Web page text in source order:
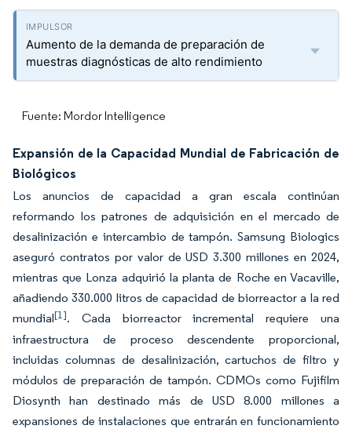
Aumento de la demanda de preparación de
muestras diagnósticas de alto rendimiento
Fuente: Mordor Intelligence
Expansión de la Capacidad Mundial de Fabricación de
Biológicos
Los anuncios de capacidad a gran escala continúan
reformando los patrones de adquisición en el mercado de
desalinización e intercambio de tampón. Samsung Biologics
aseguró contratos por valor de USD 3.300 millones en 2024,
mientras que Lonza adquirió la planta de Roche en Vacaville,
añadiendo 330.000 litros de capacidad de biorreactor a la red
mundial[1]. Cada biorreactor incremental requiere una
infraestructura de proceso descendente proporcional,
incluidas columnas de desalinización, cartuchos de filtro y
módulos de preparación de tampón. CDMOs como Fujifilm
Diosynth han destinado más de USD 8.000 millones a
expansiones de instalaciones que entrarán en funcionamiento